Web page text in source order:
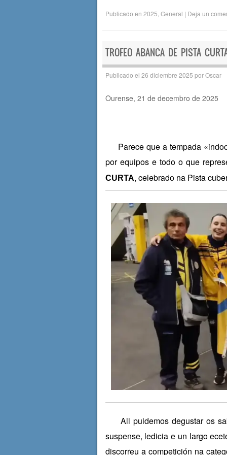
a
c
b
o
k
wi
tt
h
at
A
p
o
m
ar
tir
Publicado en 2025 General | Deja un
TROFEO ABANCA DE PISTA
Publicado el 26 diciembre 2025 porOscar
Ourense, 21 de decembro de 2025
Parece que a tempada
por equipos e todo o que
CURTA, celebrado na Pista
Ali puidemos degustar os
suspense, ledicia e un largo
discorreu a competición na